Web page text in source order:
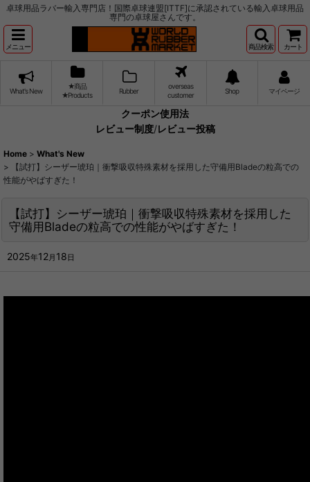
卓球用品ラバー輸入専門店！国際卓球連盟[ITTF]に承認されている輸入卓球用品
専門の卓球屋さんです。
メニュー 商品検索 カート
What's New
★商品
★Products
Rubber
overseas
customer
Shop マイページ
クーポン使用法
レビュー制度/レビュー投稿
Home > What's New
>
【試打】シーザー琥珀｜衝撃吸収特殊素材を採用した守備用Bladeの粒高での
性能がやばすぎた！
【試打】シーザー琥珀｜衝撃吸収特殊素材を採用した
守備用Bladeの粒高での性能がやばすぎた！
2025年12月 18 日